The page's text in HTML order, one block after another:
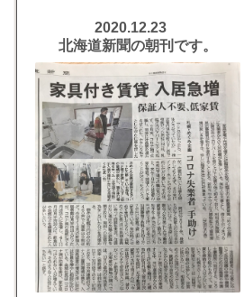
2020.12.23
北海道新聞の朝刊です。